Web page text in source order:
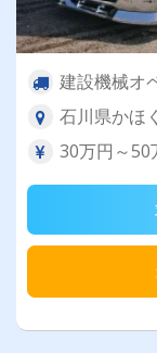
建設機械オ
石川県かほ
30万円～50